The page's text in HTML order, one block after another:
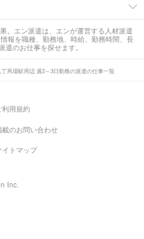
。エン派遣は、エンが運営する人材派遣
報を職種、勤務地、時給、勤務時間、長
のお仕事を探せます。
丁馬場駅周辺 週2～3日勤務の派遣の仕事一覧
利用規約
載のお問い合わせ
イトマップ
Inc.